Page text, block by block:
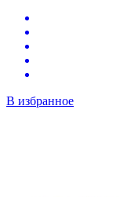
В избранное